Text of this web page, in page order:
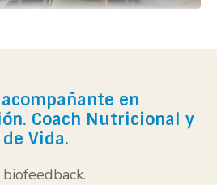
en
Coach Nutricional y
de Vida.